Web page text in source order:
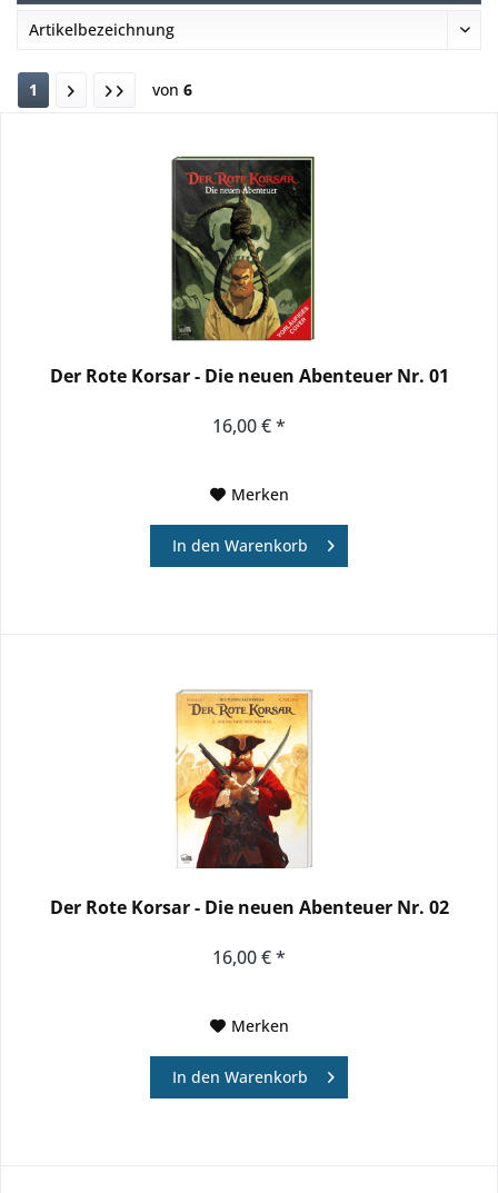
1 von 6
Der Rote Korsar - Die neuen Abenteuer Nr. 01
16,00 € *
Merken
In den Warenkorb
Der Rote Korsar - Die neuen Abenteuer Nr. 02
16,00 € *
Merken
In den Warenkorb